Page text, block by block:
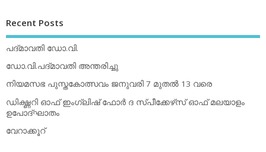
Recent Posts
പദ്മാവതി ഡോ.വി.
ഡോ.വി.പദ്മാവതി അന്തരിച്ചു
നിയമസഭ പുസ്തകോത്സവം ജനുവരി 7 മുതല്‍ 13 വരെ
ഡിക്ഷ്ണറി ഓഫ് ഇംഗ്ലിഷ് ഫോര്‍ ദ സ്പീക്കേഴ്‌സ് ഓഫ് മലയാളം
ഉപോദ്ഘാതം
വേറാക്കൂറ്